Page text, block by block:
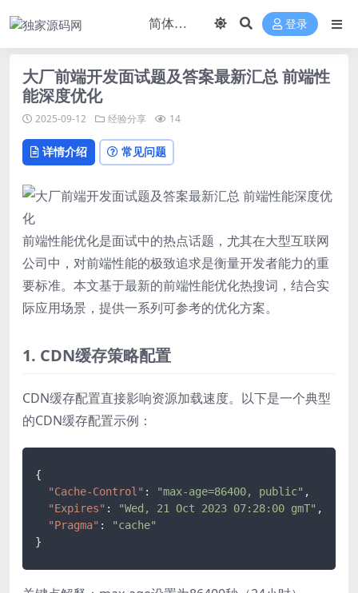
登录
大厂前端开发面试题及答案最新汇总 前端性
能深度优化
2025-09-12 经验分享 14
详情介绍 常见问题
前端性能优化是面试中的热点话题，尤其在大型互联网
公司中，对前端性能的极致追求是衡量开发者能力的重
要标准。本文基于最新的前端性能优化热搜词，结合实
际应用场景，提供一系列可参考的优化方案。
1. CDN缓存策略配置
CDN缓存配置直接影响资源加载速度。以下是一个典型
的CDN缓存配置示例：
{
"Cache-Control" : "max-age=86400, public" ,
"Expires" : "Wed, 21 Oct 2023 07:28:00 gmT" ,
"Pragma" :
"cache"
}